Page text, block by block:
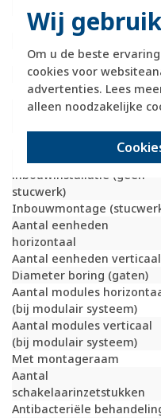
Wij
Om u de beste
cookies voor
advertenties. Lees
alleen noodzakelijke
Beschermingsgraad (IP)
Transparant
Uitvoering oppervlakte
Geschikt voor wandgoot
Geschikt voor
Bondige uitvoering
inbouwinstallatie (geen
stucwerk)
Inbouwmontage
Aantal eenheden
horizontaal
Aantal eenheden verticaal
Diameter boring (gaten)
Aantal modules
(bij modulair systeem)
Aantal modules verticaal
(bij modulair systeem)
Met montageraam
Aantal
schakelaarinzetstukken
Antibacteriële